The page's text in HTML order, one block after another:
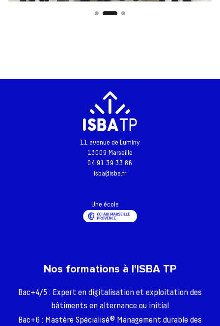
11 avenue de Luminy
13009 Marseille
04.91.39.33.86
isba@isba.fr
Une école
Nos formations à l'ISBA TP
Bac+4/5 : Expert en digitalisation et exploitation des
bâtiments en alternance ou initial
Bac+6 : Mastère Spécialisé® Management durable des